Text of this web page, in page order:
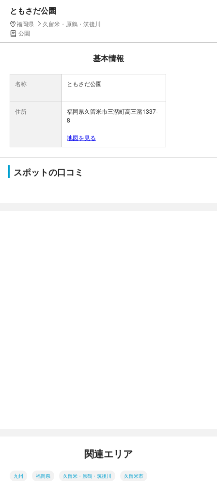
ともさだ公園
福岡県
久留米・原鶴・筑後川
公園
基本情報
名称 ともさだ公園
住所
福岡県久留米市三潴町高三潴1337-
8
地図を見る
スポットの口コミ
関連エリア
九州 福岡県 久留米・原鶴・筑後川 久留米市